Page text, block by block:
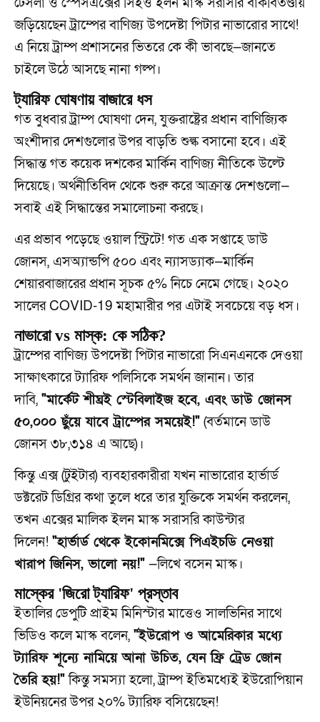
জড়িয়েছেন ট্রাম্পের বাণিজ্য উপদেষ্টা পিটার নাভারোর সাথে!
এ নিয়ে ট্রাম্প প্রশাসনের ভিতরে কে কী ভাবছে—জানতে
চাইলে উঠে আসছে নানা গল্প।
ট্যারিফ ঘোষণায় বাজারে ধস
গত বুধবার ট্রাম্প ঘোষণা দেন, যুক্তরাষ্ট্রের প্রধান বাণিজ্যিক
অংশীদার দেশগুলোর উপর বাড়তি শুল্ক বসানো হবে। এই
সিদ্ধান্ত গত কয়েক দশকের মার্কিন বাণিজ্য নীতিকে উল্টে
দিয়েছে। অর্থনীতিবিদ থেকে শুরু করে আক্রান্ত দেশগুলো—
সবাই এই সিদ্ধান্তের সমালোচনা করছে।
এর প্রভাব পড়েছে ওয়াল স্ট্রিটে! গত এক সপ্তাহে ডাউ
জোনস, এসঅ্যান্ডপি ৫০০ এবং ন্যাসড্যাক—মার্কিন
শেয়ারবাজারের প্রধান সূচক ৫% নিচে নেমে গেছে। ২০২০
সালের COVID-19 মহামারীর পর এটাই সবচেয়ে বড় ধস।
নাভারো vs মাস্ক: কে সঠিক?
ট্রাম্পের বাণিজ্য উপদেষ্টা পিটার নাভারো সিএনএনকে দেওয়া
সাক্ষাৎকারে ট্যারিফ পলিসিকে সমর্থন জানান। তার
দাবি, "মার্কেট শীঘ্রই স্টেবিলাইজ হবে, এবং ডাউ জোনস
৫০,০০০ ছুঁয়ে যাবে ট্রাম্পের সময়েই!" (বর্তমানে ডাউ
জোনস ৩৮,৩১৪ এ আছে)।
কিন্তু এক্স (টুইটার) ব্যবহারকারীরা যখন নাভারোর হার্ভার্ড
ডক্টরেট ডিগ্রির কথা তুলে ধরে তার যুক্তিকে সমর্থন করলেন,
তখন এক্সের মালিক ইলন মাস্ক সরাসরি কাউন্টার
দিলেন! "হার্ভার্ড থেকে ইকোনমিক্সে পিএইচডি নেওয়া
খারাপ জিনিস, ভালো নয়!" —লিখে বসেন মাস্ক।
মাস্কের 'জিরো ট্যারিফ' প্রস্তাব
ইতালির ডেপুটি প্রাইম মিনিস্টার মাত্তেও সালভিনির সাথে
ভিডিও কলে মাস্ক বলেন, "ইউরোপ ও আমেরিকার মধ্যে
ট্যারিফ শূন্যে নামিয়ে আনা উচিত, যেন ফ্রি ট্রেড জোন
তৈরি হয়!"কিন্তু সমস্যা হলো, ট্রাম্প ইতিমধ্যেই ইউরোপিয়ান
ইউনিয়নের উপর ২০% ট্যারিফ বসিয়েছেন!